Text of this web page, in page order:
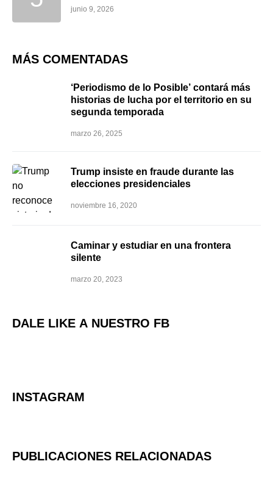
junio 9, 2026
MÁS COMENTADAS
‘Periodismo de lo Posible’ contará más
historias de lucha por el territorio en su
segunda temporada
marzo 26, 2025
Trump insiste en fraude durante las
elecciones presidenciales
noviembre 16, 2020
Caminar y estudiar en una frontera
silente
marzo 20, 2023
DALE LIKE A NUESTRO FB
INSTAGRAM
PUBLICACIONES RELACIONADAS